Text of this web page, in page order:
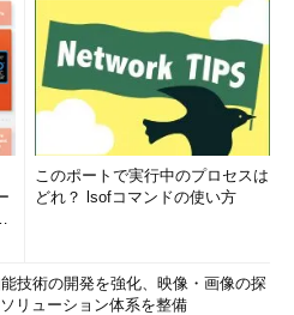
形
取り］の場合、マウス・カーソ
リックした状態で切り取りたい領
このポートで実行中のプロセスは
どれ？ lsofコマンドの使い方
技術の開発を強化、映像・画像の探
リューション体系を整備